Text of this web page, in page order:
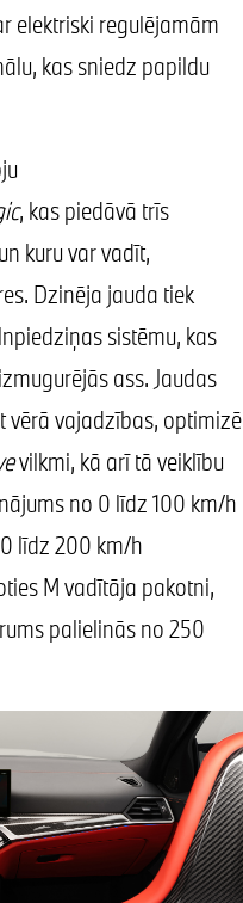
elektriski regulējamām
kas sniedz papildu
, kas piedāvā trīs
kuru var vadīt,
Dzinēja jauda tiek
sistēmu, kas
ass. Jaudas
vērā vajadzības, optimizē
vilkmi, kā arī tā veiklību
no 0 līdz 100 km/h
līdz 200 km/h
M vadītāja pakotni,
palielinās no 250